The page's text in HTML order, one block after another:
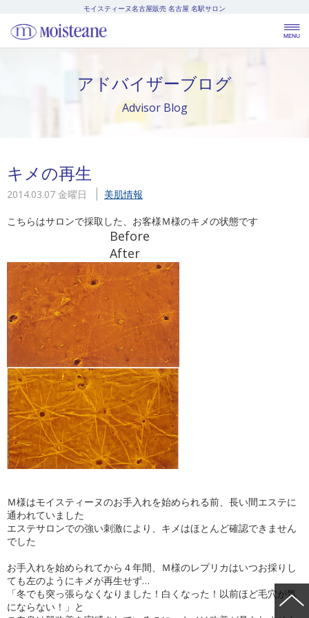
モイスティーヌ名古屋販売 名古屋 名駅サロン
アドバイザーブログ
Advisor Blog
キメの再生
2014.03.07 金曜日 美肌情報
こちらはサロンで採取した、お客様Ｍ様のキメの状態です
Before
After
Ｍ様はモイスティーヌのお手入れを始められる前、長い間エステに
通われていました
エステサロンでの強い刺激により、キメはほとんど確認できません
でした
お手入れを始められてから４年間、Ｍ様のレプリカはいつお採りし
ても左のようにキメが再生せず…
「冬でも突っ張らなくなりました！白くなった！以前ほど毛穴が気
にならない！」と